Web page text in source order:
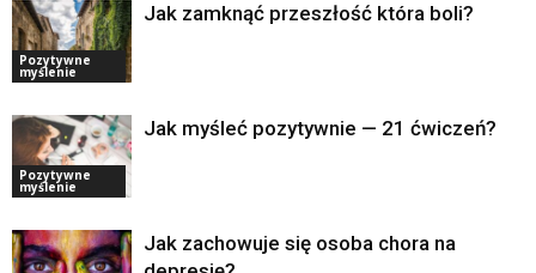
Pozytywne
myślenie
Jak zamknąć przeszłość która boli?
Pozytywne
myślenie
Jak myśleć pozytywnie — 21 ćwiczeń?
Jak zachowuje się osoba chora na